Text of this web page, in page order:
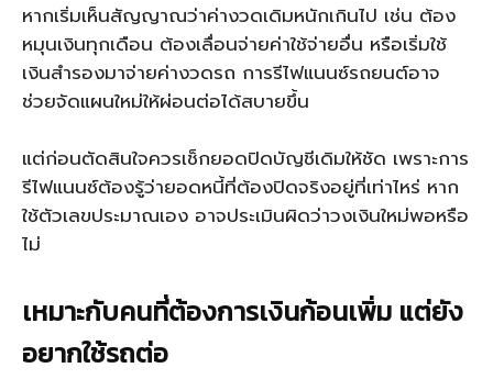
หากเริ่มเห็นสัญญาณว่าค่างวดเดิมหนักเกินไป เช่น ต้อง
หมุนเงินทุกเดือน ต้องเลื่อนจ่ายค่าใช้จ่ายอื่น หรือเริ่มใช้
เงินสำรองมาจ่ายค่างวดรถ การรีไฟแนนซ์รถยนต์อาจ
ช่วยจัดแผนใหม่ให้ผ่อนต่อได้สบายขึ้น
แต่ก่อนตัดสินใจควรเช็กยอดปิดบัญชีเดิมให้ชัด เพราะการ
รีไฟแนนซ์ต้องรู้ว่ายอดหนี้ที่ต้องปิดจริงอยู่ที่เท่าไหร่ หาก
ใช้ตัวเลขประมาณเอง อาจประเมินผิดว่าวงเงินใหม่พอหรือ
ไม่
เหมาะกับคนที่ต้องการเงินก้อนเพิ่ม แต่ยัง
อยากใช้รถต่อ